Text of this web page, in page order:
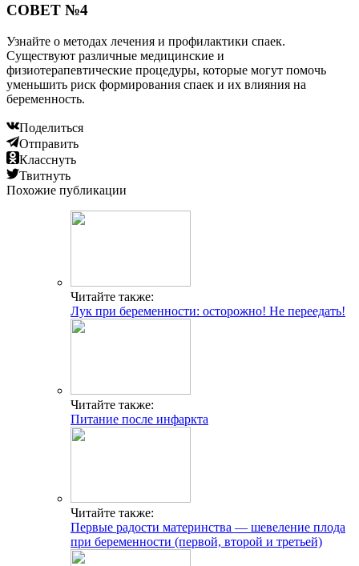
СОВЕТ №4
Узнайте о методах лечения и профилактики спаек.
Существуют различные медицинские и
физиотерапевтические процедуры, которые могут помочь
уменьшить риск формирования спаек и их влияния на
беременность.
Поделиться
Отправить
Класснуть
Твитнуть
Похожие публикации
Читайте также:
Лук при беременности: осторожно! Не переедать!
Читайте также:
Питание после инфаркта
Читайте также:
Первые радости материнства — шевеление плода
при беременности (первой, второй и третьей)